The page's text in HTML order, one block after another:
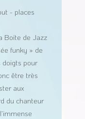
- places
Boite de Jazz
funky » de
doigts pour
être très
aux
du chanteur